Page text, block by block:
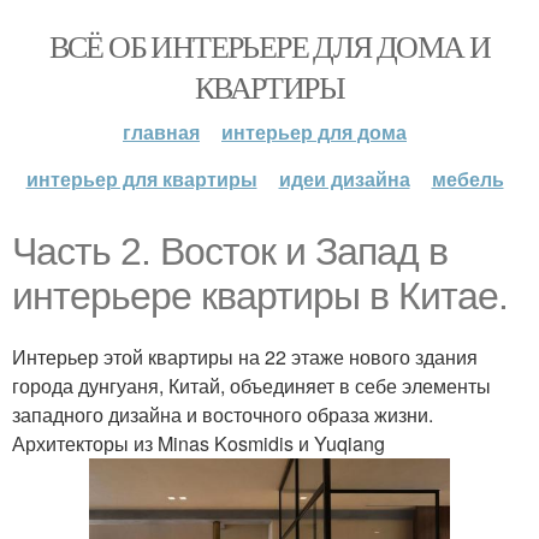
ВСЁ ОБ ИНТЕРЬЕРЕ ДЛЯ ДОМА И
КВАРТИРЫ
главная
интерьер для дома
интерьер для квартиры
идеи дизайна мебель
Часть 2. Восток и Запад в
интерьере квартиры в Китае.
Интерьер этой квартиры на 22 этаже нового здания
города дунгуаня, Китай, объединяет в себе элементы
западного дизайна и восточного образа жизни.
Архитекторы из Minas Kosmidis и Yuqiang